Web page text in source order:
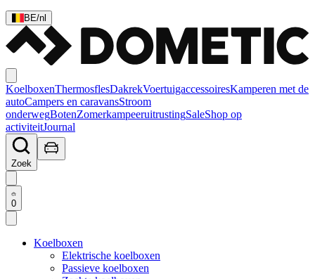
BE/nl
KoelboxenThermosflesDakrekVoertuigaccessoiresKamperen met de
autoCampers en caravansStroom
onderwegBotenZomerkampeeruitrustingSaleShop op
activiteitJournal
Zoek
0
Koelboxen
Elektrische koelboxen
Passieve koelboxen